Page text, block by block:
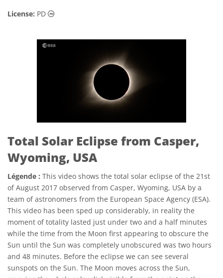
License: PD Domaine Public Icônes
Total Solar Eclipse from Casper,
Wyoming, USA
Légende : This video shows the total solar eclipse of the 21st
of August 2017 observed from Casper, Wyoming, USA by a
team of astronomers from the European Space Agency (ESA).
This video has been sped up considerably, in reality the
moment of totality lasted just under two and a half minutes
while the time from the Moon first appearing to obscure the
Sun until the Sun was completely unobscured was two hours
and 48 minutes. Before the eclipse we can see several
sunspots on the Sun. The Moon moves across the Sun,